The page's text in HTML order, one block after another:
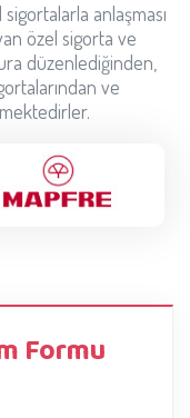
anlaşması
özel sigorta ve
düzenlediğinden,
ve
Formu